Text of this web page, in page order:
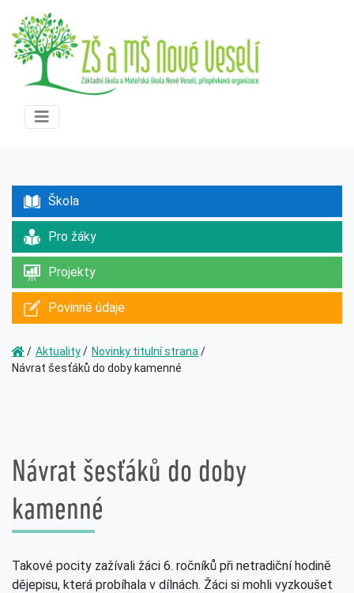
Škola
Pro žáky
Projekty
Povinné údaje
Aktuality
Novinky titulní strana
Návrat šesťáků do doby kamenné
Návrat šesťáků do doby
kamenné
Takové pocity zažívali žáci 6. ročníků při netradiční hodině
dějepisu, která probíhala v dílnách. Žáci si mohli vyzkoušet